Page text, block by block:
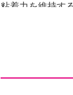
粘着力を維持す
汚れても水洗い
同メーカーの家